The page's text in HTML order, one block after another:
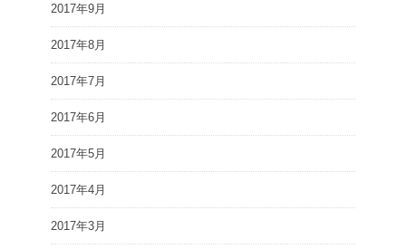
2017年9月
2017年8月
2017年7月
2017年6月
2017年5月
2017年4月
2017年3月